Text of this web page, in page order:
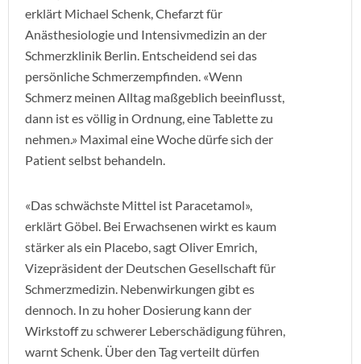
erklärt Michael Schenk, Chefarzt für
Anästhesiologie und Intensivmedizin an der
Schmerzklinik Berlin. Entscheidend sei das
persönliche Schmerzempfinden. «Wenn
Schmerz meinen Alltag maßgeblich beeinflusst,
dann ist es völlig in Ordnung, eine Tablette zu
nehmen.» Maximal eine Woche dürfe sich der
Patient selbst behandeln.
«Das schwächste Mittel ist Paracetamol»,
erklärt Göbel. Bei Erwachsenen wirkt es kaum
stärker als ein Placebo, sagt Oliver Emrich,
Vizepräsident der Deutschen Gesellschaft für
Schmerzmedizin. Nebenwirkungen gibt es
dennoch. In zu hoher Dosierung kann der
Wirkstoff zu schwerer Leberschädigung führen,
warnt Schenk. Über den Tag verteilt dürfen